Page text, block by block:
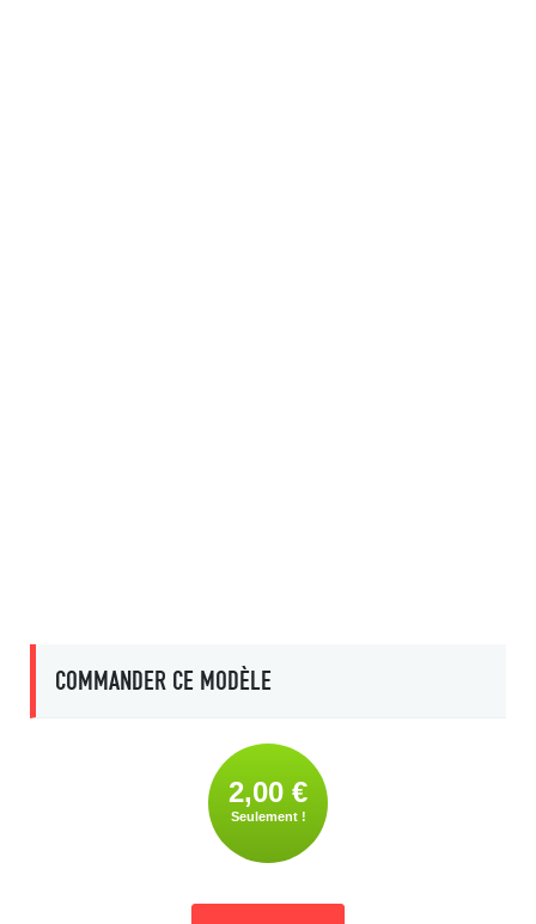
COMMANDER CE MODÈLE
2,00 €
Seulement !